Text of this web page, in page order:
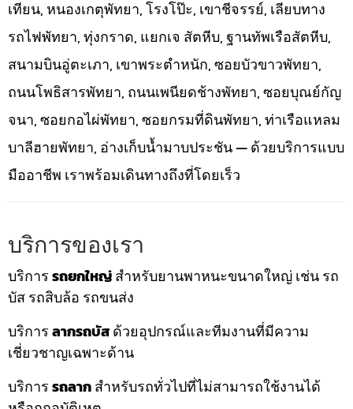
เทียน, หนองเกตุพัทยา, โรงโป๊ะ, เขาชีจรรย์, เลียบทาง
รถไฟพัทยา, ทุ่งกราด, แยกเจ สัตหีบ, ฐานทัพเรือสัตหีบ,
สนามบินอู่ตะเภา, เขาพระตำหนัก, ซอยบัวขาวพัทยา,
ถนนโพธิสารพัทยา, ถนนเพนียดช้างพัทยา, ซอยบุณย์กัญ
จนา, ซอยกอไผ่พัทยา, ซอยกรมที่ดินพัทยา, ท่าเรือแหลม
บาลีฮายพัทยา, อ่างเก็บน้ำมาบประชัน — ด้วยบริการแบบ
มืออาชีพ เราพร้อมเดินทางถึงที่โดยเร็ว
บริการของเรา
บริการรถยกใหญ่สำหรับยานพาหนะขนาดใหญ่ เช่น รถ
บัส รถสิบล้อ รถขนส่ง
บริการลากรถบัสด้วยอุปกรณ์และทีมงานที่มีความ
เชี่ยวชาญเฉพาะด้าน
บริการรถลากสำหรับรถทั่วไปที่ไม่สามารถใช้งานได้